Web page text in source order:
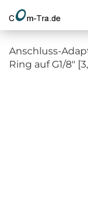
Anschluss-
Ring auf G1/8"